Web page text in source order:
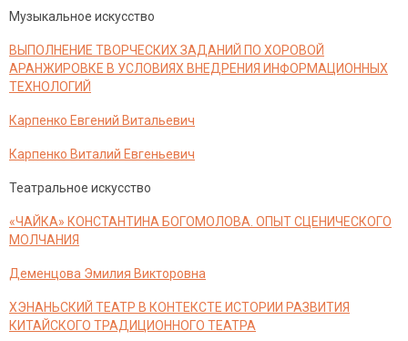
Музыкальное искусство
ВЫПОЛНЕНИЕ ТВОРЧЕСКИХ ЗАДАНИЙ ПО ХОРОВОЙ
АРАНЖИРОВКЕ В УСЛОВИЯХ ВНЕДРЕНИЯ ИНФОРМАЦИОННЫХ
ТЕХНОЛОГИЙ
Карпенко Евгений Витальевич
Карпенко Виталий Евгеньевич
Театральное искусство
«ЧАЙКА» КОНСТАНТИНА БОГОМОЛОВА. ОПЫТ СЦЕНИЧЕСКОГО
МОЛЧАНИЯ
Деменцова Эмилия Викторовна
ХЭНАНЬСКИЙ ТЕАТР В КОНТЕКСТЕ ИСТОРИИ РАЗВИТИЯ
КИТАЙСКОГО ТРАДИЦИОННОГО ТЕАТРА